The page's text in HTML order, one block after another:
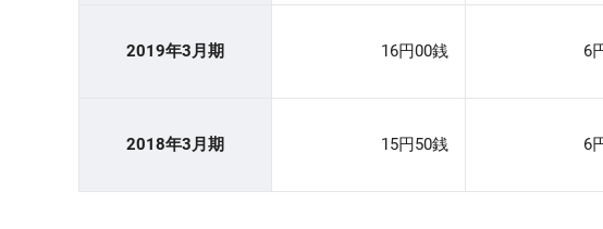
2019年3月期 16円00銭 6
2018年3月期 15円50銭 6